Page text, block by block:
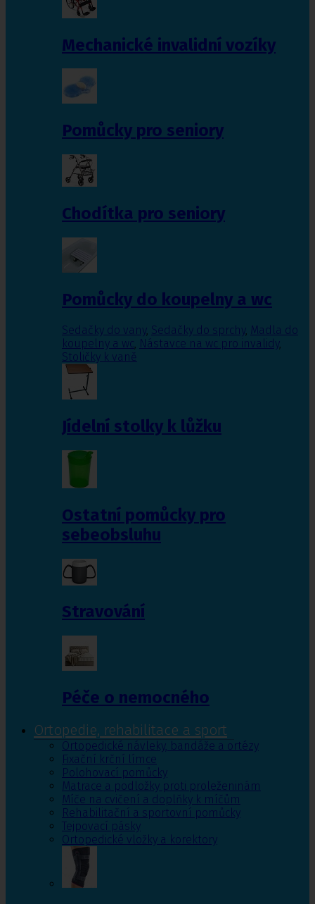
Mechanické invalidní vozíky
Pomůcky pro seniory
Chodítka pro seniory
Pomůcky do koupelny a wc
Sedačky do vany, Sedačky do sprchy, Madla do
koupelny a wc, Nástavce na wc pro invalidy,
Stoličky k vaně
Jídelní stolky k lůžku
Ostatní pomůcky pro
sebeobsluhu
Stravování
Péče o nemocného
Ortopedie, rehabilitace a sport
Ortopedické návleky, bandáže a ortézy
Fixační krční límce
Polohovací pomůcky
Matrace a podložky proti proleženinám
Míče na cvičení a doplňky k míčům
Rehabilitační a sportovní pomůcky
Tejpovací pásky
Ortopedické vložky a korektory